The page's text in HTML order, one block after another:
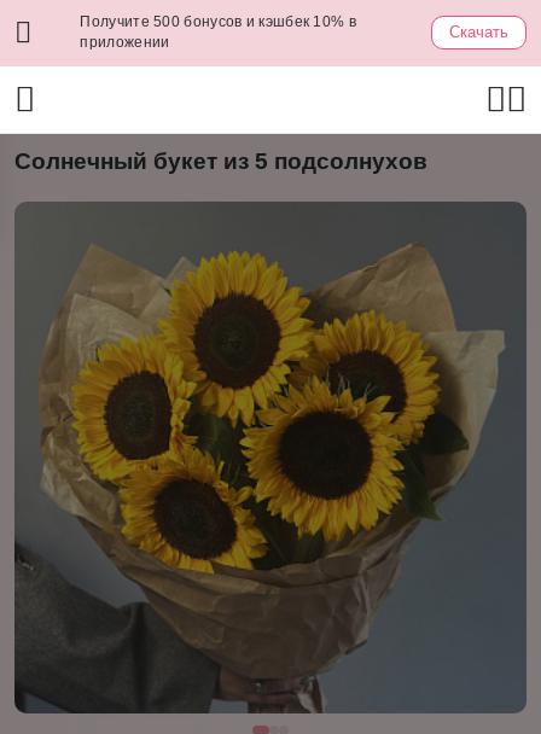
Получите 500 бонусов и кэшбек 10% в
приложении
Скачать
Солнечный букет из 5 подсолнухов